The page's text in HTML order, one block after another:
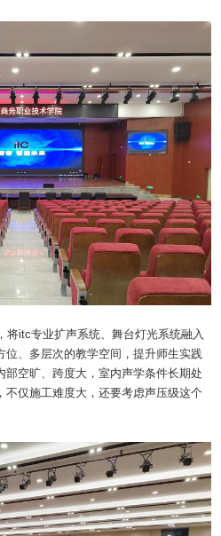
将itc专业扩声系统、舞台灯光系统融入
、多层次的教学空间，提升师生实践
空旷、跨度大，室内声学条件长期处
不仅施工难度大，还要考虑声压级这个